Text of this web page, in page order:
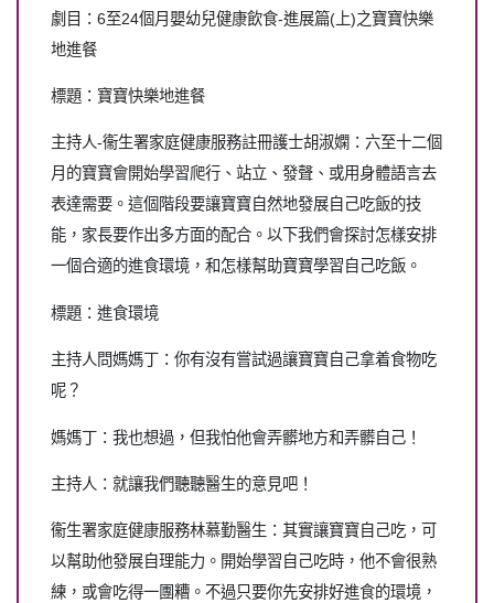
劇目：6至24個月嬰幼兒健康飲食-進展篇(上)之寶寶快樂
地進餐
標題：寶寶快樂地進餐
主持人-衞生署家庭健康服務註冊護士胡淑嫻：六至十二個
月的寶寶會開始學習爬行、站立、發聲、或用身體語言去
表達需要。這個階段要讓寶寶自然地發展自己吃飯的技
能，家長要作出多方面的配合。以下我們會探討怎樣安排
一個合適的進食環境，和怎樣幫助寶寶學習自己吃飯。
標題：進食環境
主持人問媽媽丁：你有沒有嘗試過讓寶寶自己拿着食物吃
呢？
媽媽丁：我也想過，但我怕他會弄髒地方和弄髒自己！
主持人：就讓我們聽聽醫生的意見吧！
衞生署家庭健康服務林慕勤醫生：其實讓寶寶自己吃，可
以幫助他發展自理能力。開始學習自己吃時，他不會很熟
練，或會吃得一團糟。不過只要你先安排好進食的環境，